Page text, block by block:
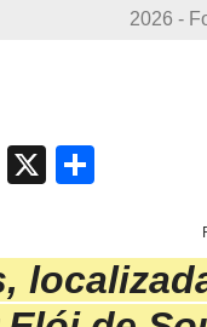
2026 -
E
X
e